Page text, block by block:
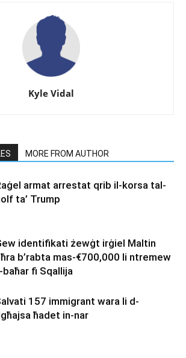
Kyle Vidal
MORE FROM AUTHOR
armat arrestat qrib il-korsa tal-
ta’ Trump
identifikati żewġt irġiel Maltin
b’rabta mas-€700,000 li ntremew
baħar fi Sqallija
157 immigrant wara li d-
ħadet in-nar